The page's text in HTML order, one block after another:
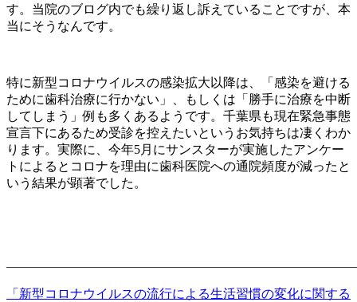
す。当院のブログ内でも繰り返し訴えていることですが、本
当にそうなんです。
特に新型コロナウイルスの感染拡大以降は、「感染を避ける
ために歯科治療に行かない」、もしくは「勝手に治療を中断
してしまう」例も多くあるようです。千葉県も現在緊急事態
宣言下にあるため受診を控えたいというお気持ちは凄くわか
ります。実際に、今年5月にサンスターが実施したアンケー
トによるとコロナを理由に歯科医院への通院頻度が減ったと
いう結果が顕著でした。
「新型コロナウイルスの流行による生活習慣の変化に関する